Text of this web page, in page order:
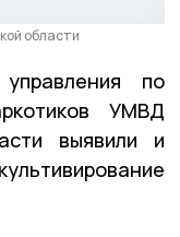
области
по
УМВД
выявили и